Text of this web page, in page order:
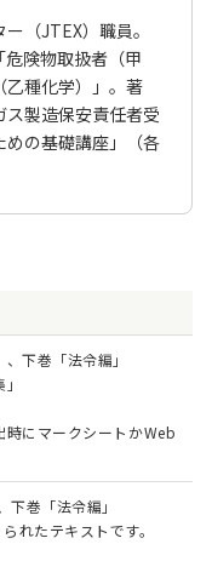
（JTEX）職員。
険物取扱者（甲
乙種化学）」。著
製造保安責任者受
の基礎講座」（各
下巻「法令編」
にマークシートかWeb
巻「法令編」
れたテキストです。